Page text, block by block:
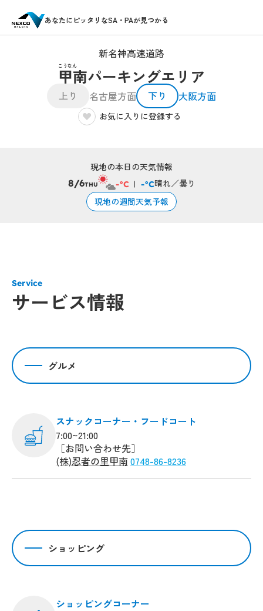
あなたにピッタリなSA・PAが見つかる
新名神高速道路
甲南パーキングエリア
こうなん
上り 名古屋方面 下り 大阪方面
お気に入りに登録する
現地の本日の天気情報
8/6THU -°C -°C晴れ／曇り
現地の週間天気予報
Service
サービス情報
グルメ
スナックコーナー・フードコート
7:00~21:00
［お問い合わせ先］
(株)忍者の里甲南0748-86-8236
ショッピング
ショッピングコーナー